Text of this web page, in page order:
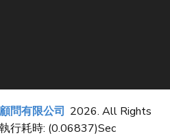
問有限公司 2026. All Rights
行耗時: (0.06837)sec